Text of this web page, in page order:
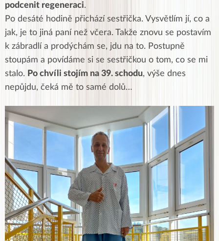
podcenit regeneraci.
Po desáté hodině přichází sestřička. Vysvětlím jí, co a
jak, je to jiná paní než včera. Takže znovu se postavím
k zábradlí a prodýchám se, jdu na to. Postupně
stoupám a povídáme si se sestřičkou o tom, co se mi
stalo. Po chvíli stojím na 39. schodu, výše dnes
nepůjdu, čeká mě to samé dolů…